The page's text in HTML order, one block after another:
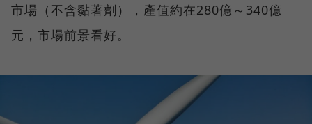
市場（不含黏著劑），產值約在280億～340億
元，市場前景看好。